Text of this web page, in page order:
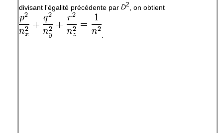
divisant l'égalité précédente par D2 , on obtient
.